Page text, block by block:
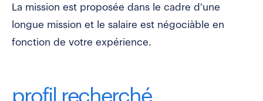
La mission est proposée dans le cadre d'une
longue mission et le salaire est négociàble en
fonction de votre expérience.
profil recherché